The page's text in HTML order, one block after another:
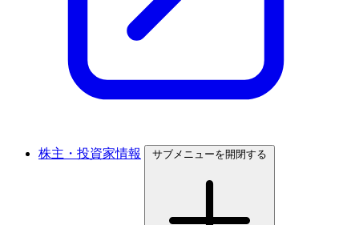
株主・投資家情報 サブメニューを開閉する